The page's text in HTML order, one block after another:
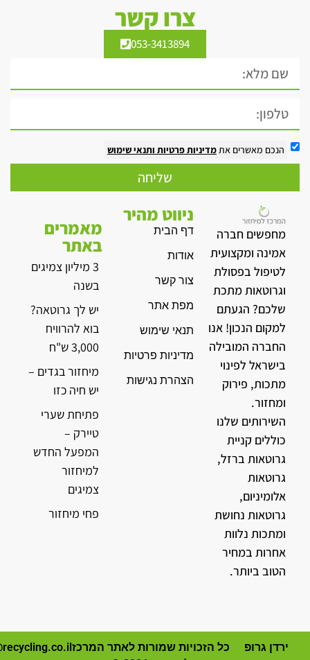
צרו קשר
053-3413894
הנכם מאשרים אתמדיניות פרטיות ותנאי שימוש
שליחה
מחפשים חברה
אמינה ומקצועית
לטיפול בפסולת
וגרוטאות מתכת
שלכם? הגעתם
למקום הנכון! אנו
החברה המובילה
בישראל לפינוי
מתכות, פירוק
ומחזור.
השירותים שלנו
כוללים קניית
גרוטאות ברזל,
גרוטאות
אלומיניום,
גרוטאות נחושת
ומתכות נלוות
אחרות במחיר
הטוב ביותר.
ניווט מהיר
דף הבית
אודות
צור קשר
מפת אתר
תנאי שימוש
מדיניות פרטיות
הצהרת נגישות
מאמרים
באתר
3 מיליון צמיגים
בשנה
יש לך גרוטאה?
בוא להרוויח
3,000 ש"ח
מיחזור בגדים –
יש חיה כזו
פתיחת שערי
טיירק –
המפעל החדש
למיחזור
צמיגים
פחי מיחזור
ירדן גרופ
כל הזכויות שמורות לאתר המרכז